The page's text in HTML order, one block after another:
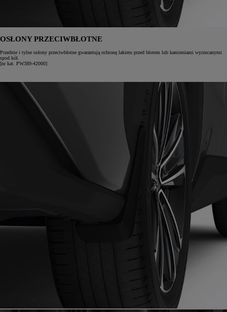
OSŁONY PRZECIWBŁOTNE
Przednie i tylne osłony przeciwbłotne gwarantują ochronę lakieru przed błotem lub kamieniami wyrzucanymi
spod kół.
[nr kat. PW389-42000]